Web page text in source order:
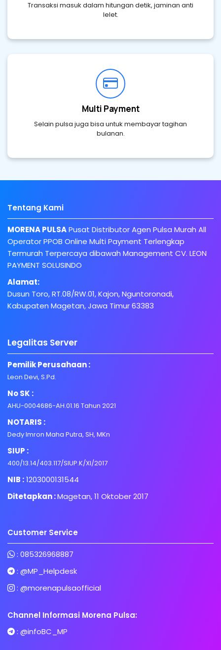
Transaksi masuk dalam hitungan detik, jaminan anti
lelet.
Multi Payment
Selain pulsa juga bisa untuk membayar tagihan
bulanan.
Tentang Kami
MORENA PULSAPusat Distributor Agen Pulsa Murah All
Operator PPOB Online Multi Payment Terlengkap
Termurah Terpercaya dibawah Management CV. LEON
PAYMENT SOLUSINDO
Alamat:
Dusun Toro, RT.08/RW.01, Kajon, Nguntoronadi,
Kabupaten Magetan, Jawa Timur 63383
Legalitas Server
Pemilik Perusahaan :
Leon Devi, S.Pd.
No SK :
AHU-0004686-AH.01.16 Tahun 2021
NOTARIS :
Dedy Imron Maha Putra, SH, MKn
SIUP :
400/13.14/403.117/SIUP.K/XI/2017
NIB :1203000131544
Ditetapkan :Magetan, 11 Oktober 2017
Customer Service
: 085326968887
: @MP_Helpdesk
: @morenapulsaofficial
Channel Informasi Morena Pulsa:
: @infoBC_MP